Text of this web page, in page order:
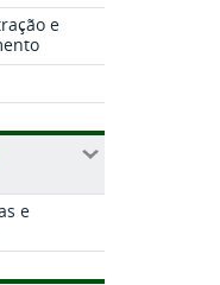
e
e